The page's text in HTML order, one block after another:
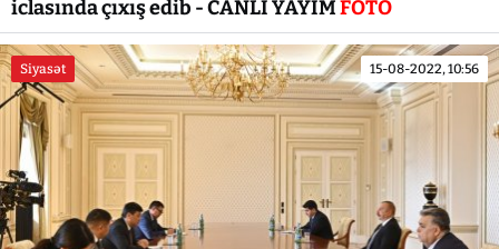
iclasında çıxış edib - CANLI YAYIMFOTO
Siyasət 15-08-2022, 10:56